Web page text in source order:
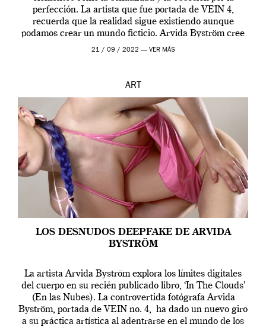
perfección. La artista que fue portada de VEIN 4,
recuerda que la realidad sigue existiendo aunque
podamos crear un mundo ficticio. Arvida Byström cree
que los humanos tienen un complejo […]
21 / 09 / 2022 — VER MÁS
ART
LOS DESNUDOS DEEPFAKE DE ARVIDA
BYSTRÖM
La artista Arvida Byström explora los límites digitales
del cuerpo en su recién publicado libro, ‘In The Clouds’
(En las Nubes). La controvertida fotógrafa Arvida
Byström, portada de VEIN no. 4, ha dado un nuevo giro
a su práctica artística al adentrarse en el mundo de los